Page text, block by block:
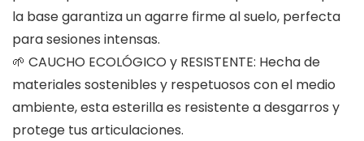
la base garantiza un agarre firme al suelo, perfecta
para sesiones intensas.
🌱 CAUCHO ECOLÓGICO y RESISTENTE: Hecha de
materiales sostenibles y respetuosos con el medio
ambiente, esta esterilla es resistente a desgarros y
protege tus articulaciones.